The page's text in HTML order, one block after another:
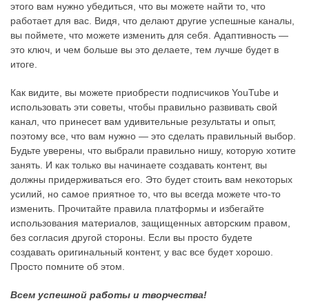
этого вам нужно убедиться, что вы можете найти то, что
работает для вас. Видя, что делают другие успешные каналы,
вы поймете, что можете изменить для себя. Адаптивность —
это ключ, и чем больше вы это делаете, тем лучше будет в
итоге.
Как видите, вы можете приобрести подписчиков YouTube и
использовать эти советы, чтобы правильно развивать свой
канал, что принесет вам удивительные результаты и опыт,
поэтому все, что вам нужно — это сделать правильный выбор.
Будьте уверены, что выбрали правильно нишу, которую хотите
занять. И как только вы начинаете создавать контент, вы
должны придерживаться его. Это будет стоить вам некоторых
усилий, но самое приятное то, что вы всегда можете что-то
изменить. Прочитайте правила платформы и избегайте
использования материалов, защищенных авторским правом,
без согласия другой стороны. Если вы просто будете
создавать оригинальный контент, у вас все будет хорошо.
Просто помните об этом.
Всем успешной работы и творчества!